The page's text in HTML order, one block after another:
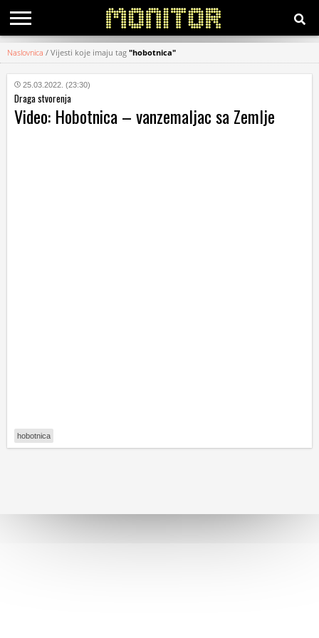
KATEGORIJE
HRVATSKI
WEB
Naslovnica / Vijesti koje imaju tag "hobotnica"
25.03.2022. (23:30)
Draga stvorenja
Video: Hobotnica – vanzemaljac sa Zemlje
hobotnica